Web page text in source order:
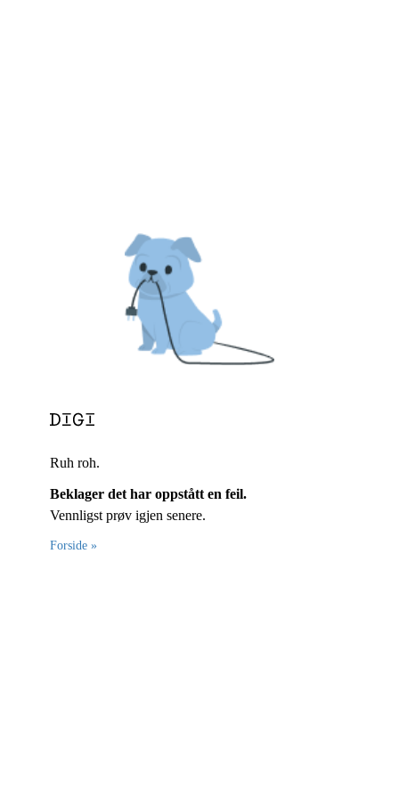
Ruh roh.
Beklager det har oppstått en feil.
Vennligst prøv igjen senere.
Forside »